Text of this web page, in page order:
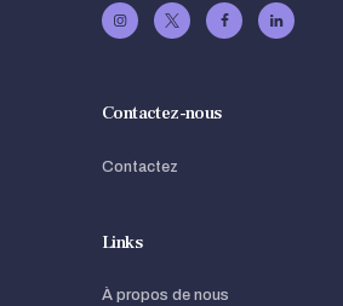
Contactez-nous
Contactez
Links
À propos de nous